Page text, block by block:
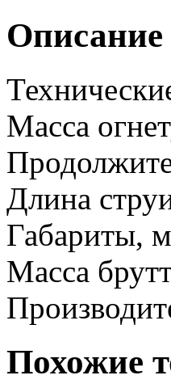
Описание
Масса
Длина
Габариты,
Масса
Похожие